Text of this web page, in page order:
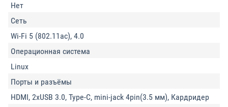
Нет
Сеть
Wi-Fi 5 (802.11ac), 4.0
Операционная система
Linux
Порты и разъёмы
HDMI, 2xUSB 3.0, Type-C, mini-jack 4pin(3.5 мм), Кардридер